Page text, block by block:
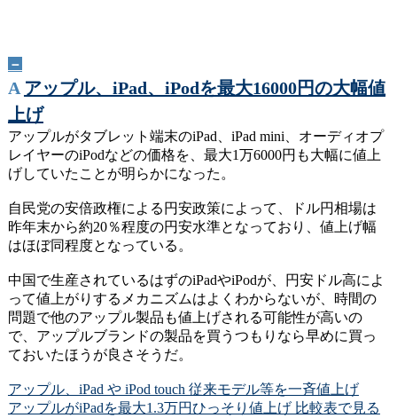
－
A アップル、iPad、iPodを最大16000円の大幅値
上げ
アップルがタブレット端末のiPad、iPad mini、オーディオプ
レイヤーのiPodなどの価格を、最大1万6000円も大幅に値上
げしていたことが明らかになった。
自民党の安倍政権による円安政策によって、ドル円相場は
昨年末から約20％程度の円安水準となっており、値上げ幅
はほぼ同程度となっている。
中国で生産されているはずのiPadやiPodが、円安ドル高によ
って値上がりするメカニズムはよくわからないが、時間の
問題で他のアップル製品も値上げされる可能性が高いの
で、アップルブランドの製品を買うつもりなら早めに買っ
ておいたほうが良さそうだ。
アップル、iPad や iPod touch 従来モデル等を一斉値上げ
アップルがiPadを最大1.3万円ひっそり値上げ 比較表で見る